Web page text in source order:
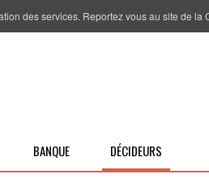
BANQUE DÉCIDEURS
des services. Reportez vous au site de la